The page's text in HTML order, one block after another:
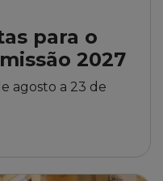
para o
2027
agosto a 23 de